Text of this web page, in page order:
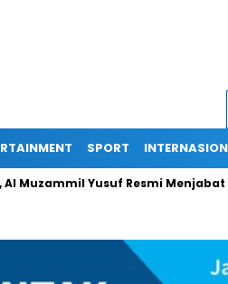
SPORT
Yusuf Resmi Menjabat